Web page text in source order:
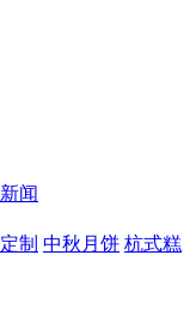
闻
制 中秋月饼 杭式糕